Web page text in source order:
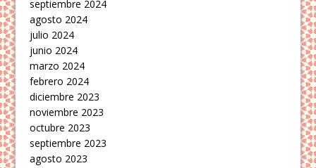
septiembre 2024
agosto 2024
julio 2024
junio 2024
marzo 2024
febrero 2024
diciembre 2023
noviembre 2023
octubre 2023
septiembre 2023
agosto 2023